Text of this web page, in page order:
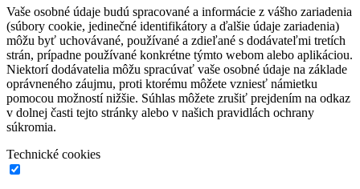
Vaše osobné údaje budú spracované a informácie z vášho zariadenia
(súbory cookie, jedinečné identifikátory a ďalšie údaje zariadenia)
môžu byť uchovávané, používané a zdieľané s dodávateľmi tretích
strán, prípadne používané konkrétne týmto webom alebo aplikáciou.
Niektorí dodávatelia môžu spracúvať vaše osobné údaje na základe
oprávneného záujmu, proti ktorému môžete vzniesť námietku
pomocou možností nižšie. Súhlas môžete zrušiť prejdením na odkaz
v dolnej časti tejto stránky alebo v našich pravidlách ochrany
súkromia.
Technické cookies